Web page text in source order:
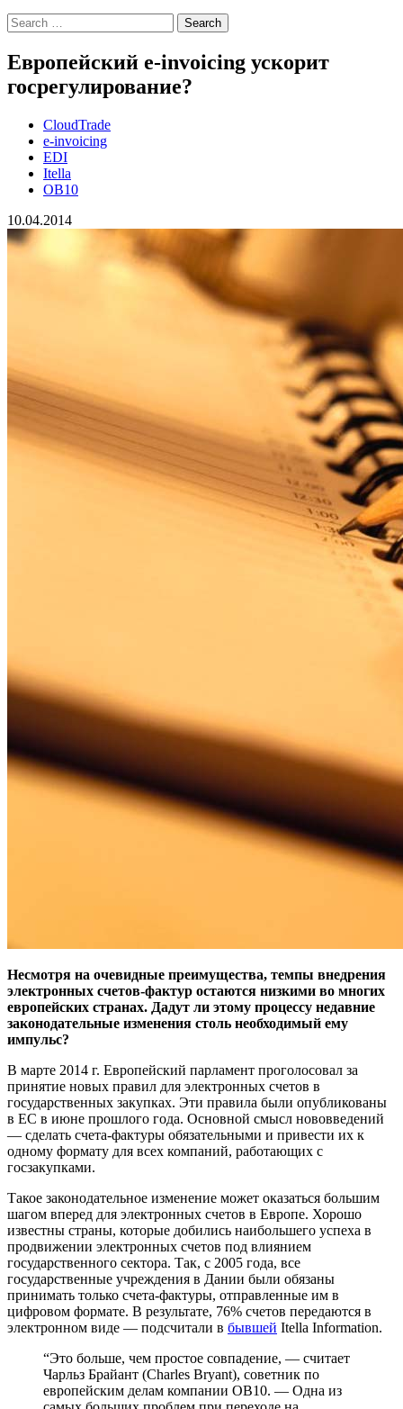
Европейский e-invoicing ускорит
госрегулирование?
CloudTrade
e-invoicing
EDI
Itella
OB10
10.04.2014
Несмотря на очевидные преимущества, темпы внедрения
электронных счетов-фактур остаются низкими во многих
европейских странах. Дадут ли этому процессу недавние
законодательные изменения столь необходимый ему
импульс?
В марте 2014 г. Европейский парламент проголосовал за
принятие новых правил для электронных счетов в
государственных закупках. Эти правила были опубликованы
в ЕС в июне прошлого года. Основной смысл нововведений
— сделать счета-фактуры обязательными и привести их к
одному формату для всех компаний, работающих с
госзакупками.
Такое законодательное изменение может оказаться большим
шагом вперед для электронных счетов в Европе. Хорошо
известны страны, которые добились наибольшего успеха в
продвижении электронных счетов под влиянием
государственного сектора. Так, с 2005 года, все
государственные учреждения в Дании были обязаны
принимать только счета-фактуры, отправленные им в
цифровом формате. В результате, 76% счетов передаются в
электронном виде — подсчитали в бывшей Itella Information.
“Это больше, чем простое совпадение, — считает
Чарльз Брайант (Charles Bryant), советник по
европейским делам компании OB10. — Одна из